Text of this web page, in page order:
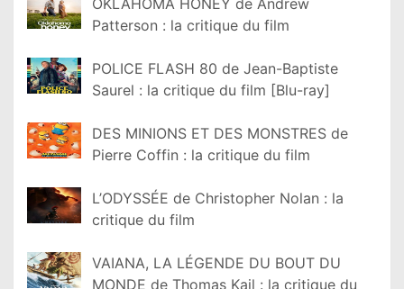
Patterson : la critique du film
POLICE FLASH 80 de Jean-Baptiste
Saurel : la critique du film [Blu-ray]
DES MINIONS ET DES MONSTRES de
Pierre Coffin : la critique du film
L’ODYSSÉE de Christopher Nolan : la
critique du film
VAIANA, LA LÉGENDE DU BOUT DU
MONDE de Thomas Kail : la critique du